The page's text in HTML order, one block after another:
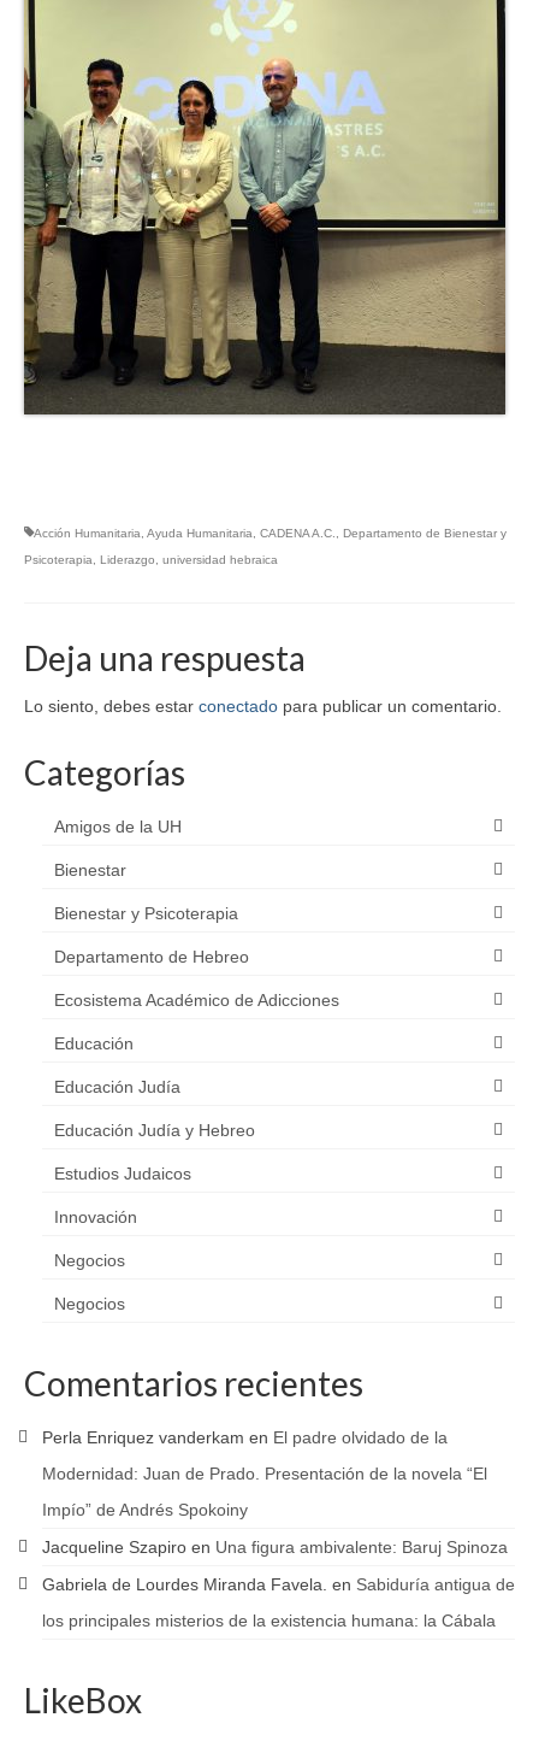
Acción Humanitaria Ayuda Humanitaria CADENA A.C.
Departamento de Bienestar y
Psicoterapia
Liderazgo universidad hebraica
Deja una respuesta
Lo siento, debes estar conectado para publicar un comentario.
Categorías
Amigos de la UH
Bienestar
Bienestar y Psicoterapia
Departamento de Hebreo
Ecosistema Académico de Adicciones
Educación
Educación Judía
Educación Judía y Hebreo
Estudios Judaicos
Innovación
Negocios
Negocios
Comentarios recientes
Perla Enriquez vanderkam en El padre olvidado de la
Modernidad: Juan de Prado. Presentación de la novela “El
Impío” de Andrés Spokoiny
Jacqueline Szapiro en Una figura ambivalente: Baruj Spinoza
Gabriela de Lourdes Miranda Favela. en Sabiduría antigua de
los principales misterios de la existencia humana: la Cábala
LikeBox